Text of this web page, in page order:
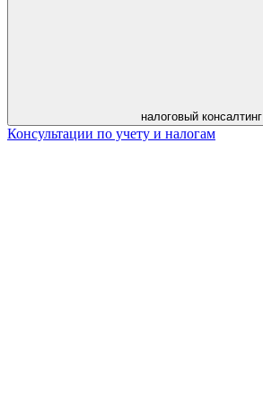
налоговый консалтинг
Консультации по учету и налогам